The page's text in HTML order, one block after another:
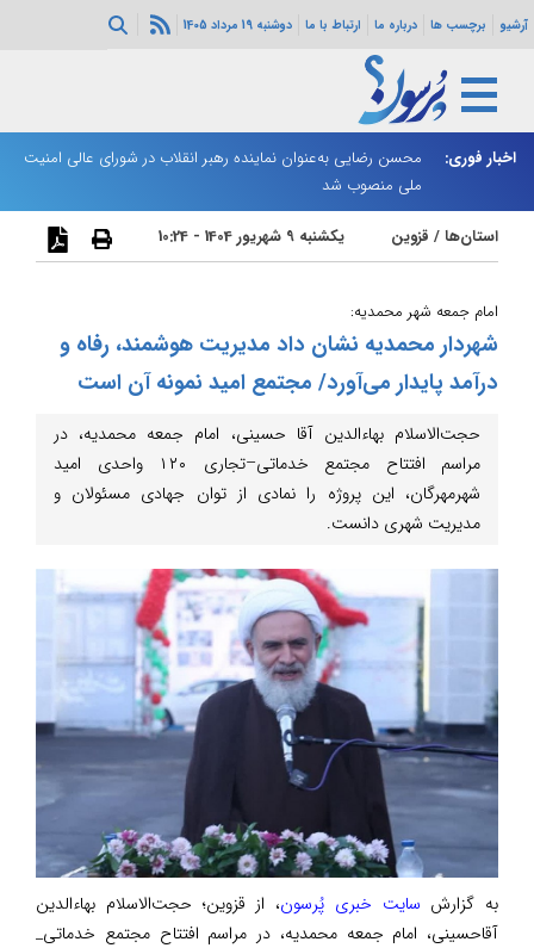
آرشیو برچسب ها درباره ما ارتباط با ما دوشنبه 19 مرداد 1405
اخبار فوری:
محسن رضایی به‌عنوان نماینده رهبر انقلاب در شورای عالی امنیت
ملی منصوب شد
استان‌ها / قزوین یکشنبه 9 شهریور 1404 - 10:24
امام جمعه شهر محمدیه:
شهردار محمدیه نشان داد مدیریت هوشمند، رفاه و
درآمد پایدار می‌آورد/ مجتمع امید نمونه آن است
حجت‌الاسلام بهاءالدین آقا حسینی، امام جمعه محمدیه، در
مراسم افتتاح مجتمع خدماتی–تجاری ۱۲۰ واحدی امید
شهرمهرگان، این پروژه را نمادی از توان جهادی مسئولان و
مدیریت شهری دانست.
به گزارش سایت خبری پُرسون، از قزوین؛ حجت‌الاسلام بهاءالدین
آقاحسینی، امام جمعه محمدیه، در مراسم افتتاح مجتمع خدماتی_